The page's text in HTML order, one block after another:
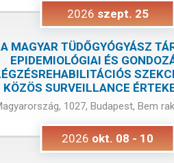
2026 szept. 25
A MAGYAR TÜDŐGYÓGYÁSZ
EPIDEMIOLÓGIAI ÉS
KÖZÖS SURVEILLANCE
1027, Budapest, Bem
2026 okt. 08 - 10